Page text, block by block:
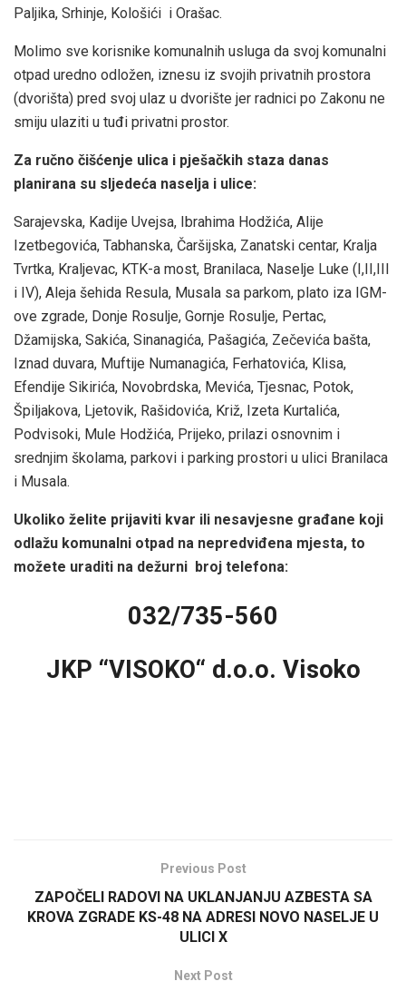
Paljika, Srhinje, Kološići i Orašac.
Molimo sve korisnike komunalnih usluga da svoj komunalni
otpad uredno odložen, iznesu iz svojih privatnih prostora
(dvorišta) pred svoj ulaz u dvorište jer radnici po Zakonu ne
smiju ulaziti u tuđi privatni prostor.
Za ručno čišćenje ulica i pješačkih staza danas
planirana su sljedeća naselja i ulice:
Sarajevska, Kadije Uvejsa, Ibrahima Hodžića, Alije
Izetbegovića, Tabhanska, Čaršijska, Zanatski centar, Kralja
Tvrtka, Kraljevac, KTK-a most, Branilaca, Naselje Luke (I,II,III
i IV), Aleja šehida Resula, Musala sa parkom, plato iza IGM-
ove zgrade, Donje Rosulje, Gornje Rosulje, Pertac,
Džamijska, Sakića, Sinanagića, Pašagića, Zečevića bašta,
Iznad duvara, Muftije Numanagića, Ferhatovića, Klisa,
Efendije Sikirića, Novobrdska, Mevića, Tjesnac, Potok,
Špiljakova, Ljetovik, Rašidovića, Križ, Izeta Kurtalića,
Podvisoki, Mule Hodžića, Prijeko, prilazi osnovnim i
srednjim školama, parkovi i parking prostori u ulici Branilaca
i Musala.
Ukoliko želite prijaviti kvar ili nesavjesne građane koji
odlažu komunalni otpad na nepredviđena mjesta, to
možete uraditi na dežurni broj telefona:
032/735-560
JKP “VISOKO“ d.o.o. Visoko
Previous Post
ZAPOČELI RADOVI NA UKLANJANJU AZBESTA SA
KROVA ZGRADE KS-48 NA ADRESI NOVO NASELJE U
ULICI X
Next Post